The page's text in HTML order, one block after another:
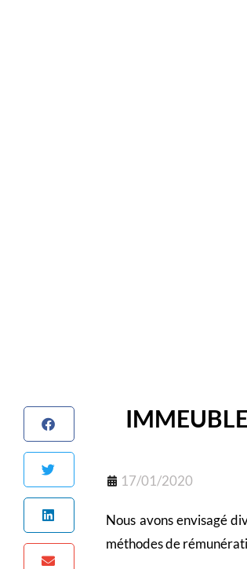
17/01/2020
Nous avons envisagé
méthodes de